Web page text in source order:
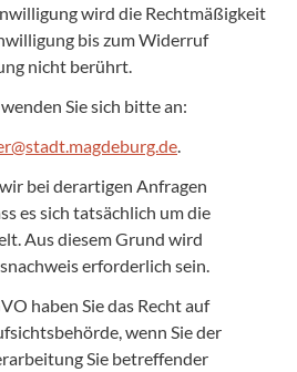
wird die Rechtmäßigkeit
bis zum Widerruf
nicht berührt.
Sie sich bitte an:
bei derartigen Anfragen
es sich tatsächlich um die
Aus diesem Grund wird
erforderlich sein.
haben Sie das Recht auf
wenn Sie der
Sie betreffender